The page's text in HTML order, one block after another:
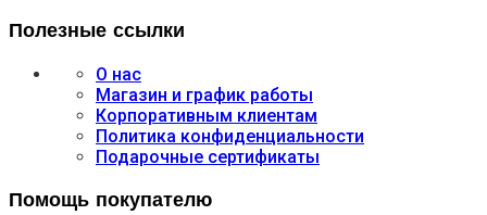
Полезные ссылки
О нас
Магазин и график работы
Корпоративным клиентам
Политика конфиденциальности
Подарочные сертификаты
Помощь покупателю